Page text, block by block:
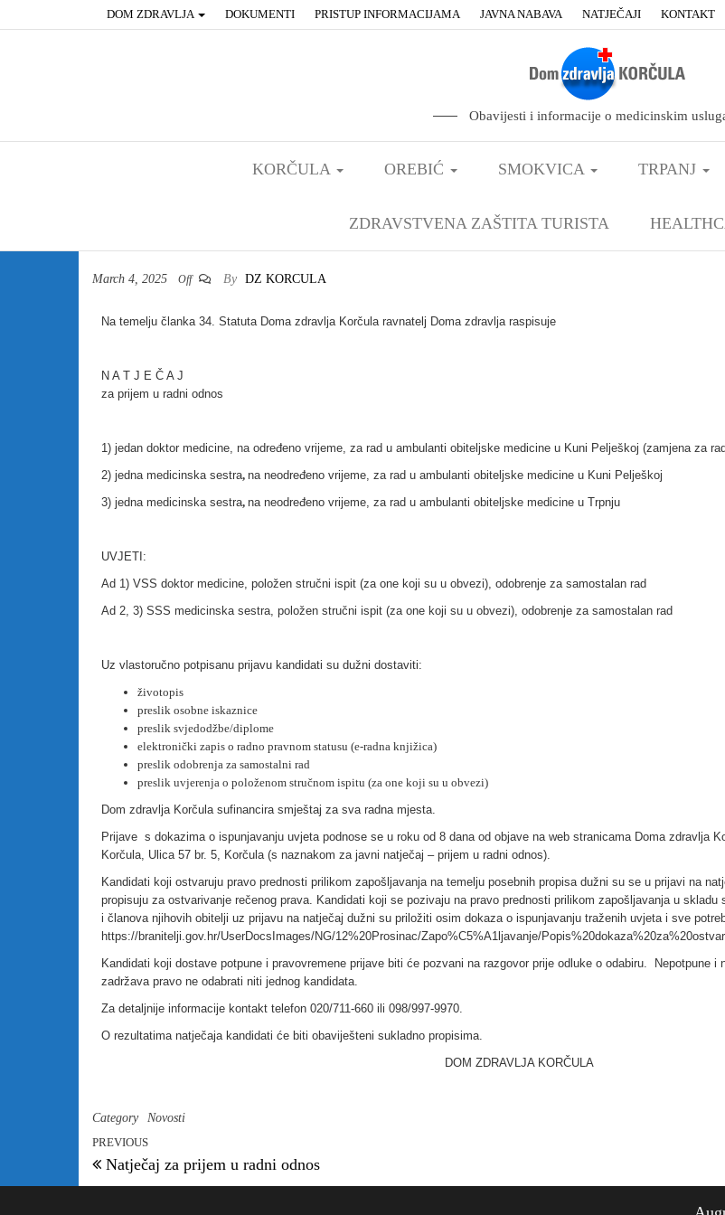
DOM ZDRAVLJA DOKUMENTI PRISTUP INFORMACIJAMA JAVNA NABAVA NATJEČAJI KONTAKT
Obavijesti i informacije o medicinskim
KORČULA OREBIĆ SMOKVICA TRPANJ
ZDRAVSTVENA ZAŠTITA TURISTA
March 4, 2025 Off By DZ KORCULA
Na temelju članka 34. Statuta Doma zdravlja Korčula ravnatelj Doma zdravlja raspisuje
N A T J E Č A J
za prijem u radni odnos
1) jedan doktor medicine, na određeno vrijeme, za rad u ambulanti obiteljske medicine u Kuni Pelješkoj (zamjena za
2) jedna medicinska sestra, na neodređeno vrijeme, za rad u ambulanti obiteljske medicine u Kuni Pelješkoj
3) jedna medicinska sestra, na neodređeno vrijeme, za rad u ambulanti obiteljske medicine u Trpnju
UVJETI:
Ad 1) VSS doktor medicine, položen stručni ispit (za one koji su u obvezi), odobrenje za samostalan rad
Ad 2, 3) SSS medicinska sestra, položen stručni ispit (za one koji su u obvezi), odobrenje za samostalan rad
Uz vlastoručno potpisanu prijavu kandidati su dužni dostaviti:
životopis
preslik osobne iskaznice
preslik svjedodžbe/diplome
elektronički zapis o radno pravnom statusu (e-radna knjižica)
preslik odobrenja za samostalni rad
preslik uvjerenja o položenom stručnom ispitu (za one koji su u obvezi)
Dom zdravlja Korčula sufinancira smještaj za sva radna mjesta.
Prijave s dokazima o ispunjavanju uvjeta podnose se u roku od 8 dana od objave na web stranicama Doma zdravlja
Korčula, Ulica 57 br. 5, Korčula (s naznakom za javni natječaj – prijem u radni odnos).
Kandidati koji ostvaruju pravo prednosti prilikom zapošljavanja na temelju posebnih propisa dužni su se u prijavi na
propisuju za ostvarivanje rečenog prava. Kandidati koji se pozivaju na pravo prednosti prilikom zapošljavanja u
i članova njihovih obitelji uz prijavu na natječaj dužni su priložiti osim dokaza o ispunjavanju traženih uvjeta i sve
https://branitelji.gov.hr/UserDocsImages/NG/12%20Prosinac/Zapo%C5%A1ljavanje/
Kandidati koji dostave potpune i pravovremene prijave biti će pozvani na razgovor prije odluke o odabiru. Nepotpune
zadržava pravo ne odabrati niti jednog kandidata.
Za detaljnije informacije kontakt telefon 020/711-660 ili 098/997-9970.
O rezultatima natječaja kandidati će biti obaviješteni sukladno propisima.
DOM ZDRAVLJA KORČULA
Category
Novosti
PREVIOUS
Natječaj za prijem u radni odnos